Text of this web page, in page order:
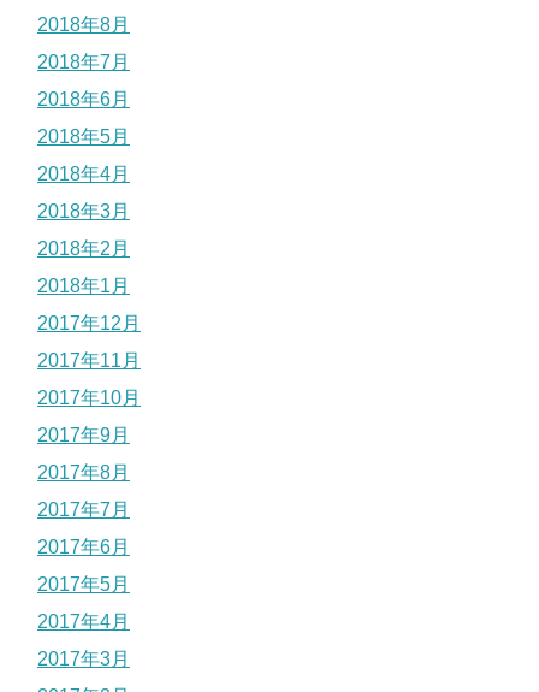
2018年8月
2018年7月
2018年6月
2018年5月
2018年4月
2018年3月
2018年2月
2018年1月
2017年12月
2017年11月
2017年10月
2017年9月
2017年8月
2017年7月
2017年6月
2017年5月
2017年4月
2017年3月